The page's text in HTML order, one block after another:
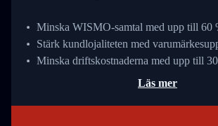
Minska WISMO-samtal med upp till 60
Stärk kundlojaliteten med
Minska driftskostnaderna med upp till
Läs mer